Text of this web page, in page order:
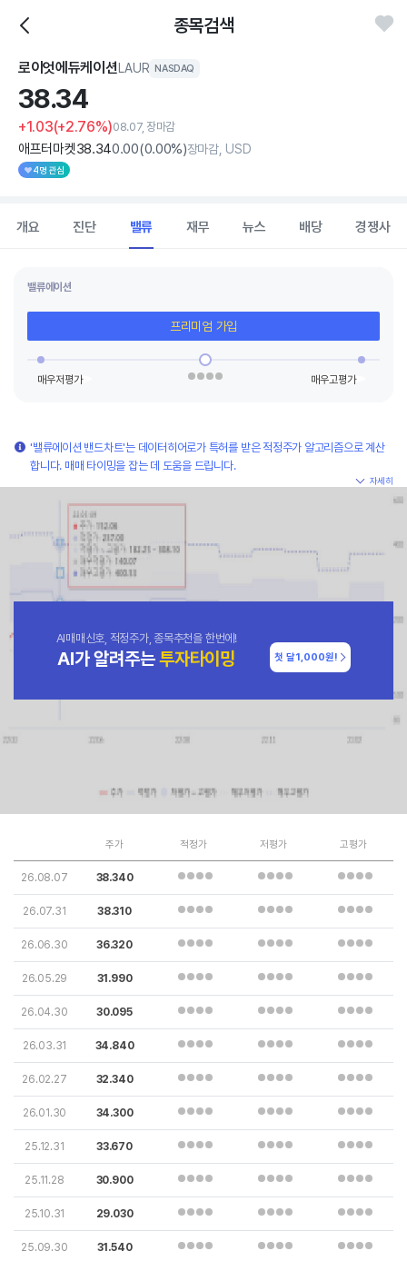
종목검색
로이엇에듀케이션LAUR NASDAQ
38.34
+1.03(+2.76%)08.07, 장마감
애프터마켓38.340.00(0.00%)장마감, USD
4명 관심
개요 진단 밸류 재무 뉴스 배당 경쟁사
밸류에이션
프리미엄 가입
'밸류에이션 밴드차트'는 데이터히어로가 특허를 받은 적정주가 알고리즘으로 계산
합니다. 매매 타이밍을 잡는 데 도움을 드립니다.
자세히
AI매매신호, 적정주가, 종목추천을 한번에!
AI가 알려주는투자타이밍 첫 달1,000원!
주가 적정가 저평가 고평가
26.08.07 38.340
26.07.31 38.310
26.06.30 36.320
26.05.29 31.990
26.04.30 30.095
26.03.31 34.840
26.02.27 32.340
26.01.30 34.300
25.12.31 33.670
25.11.28 30.900
25.10.31 29.030
25.09.30 31.540